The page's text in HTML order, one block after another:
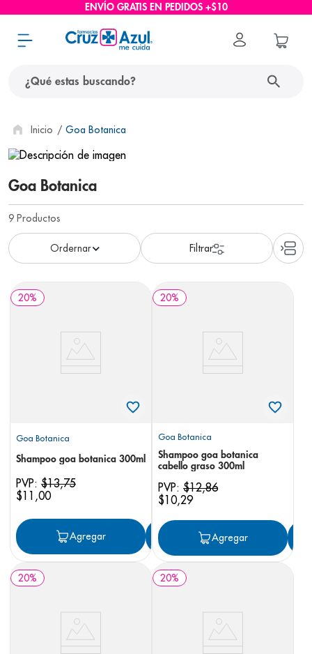
ENVÍO GRATIS EN PEDIDOS +$10
Goa Botanica
Goa Botanica
9 Productos
20%
Goa Botanica
Shampoo goa botanica 300ml
PVP: $13,75
$11 ,00
Agregar Agregar
20%
Goa Botanica
Shampoo goa botanica
cabello graso 300ml
PVP: $12,86
$10,29
Agregar
20% 20%
términos más buscados
1. protector solar
2 pañales
3. eucerin
4. cerave
nivea
6. shampoo
7.
pediasure
desodorante